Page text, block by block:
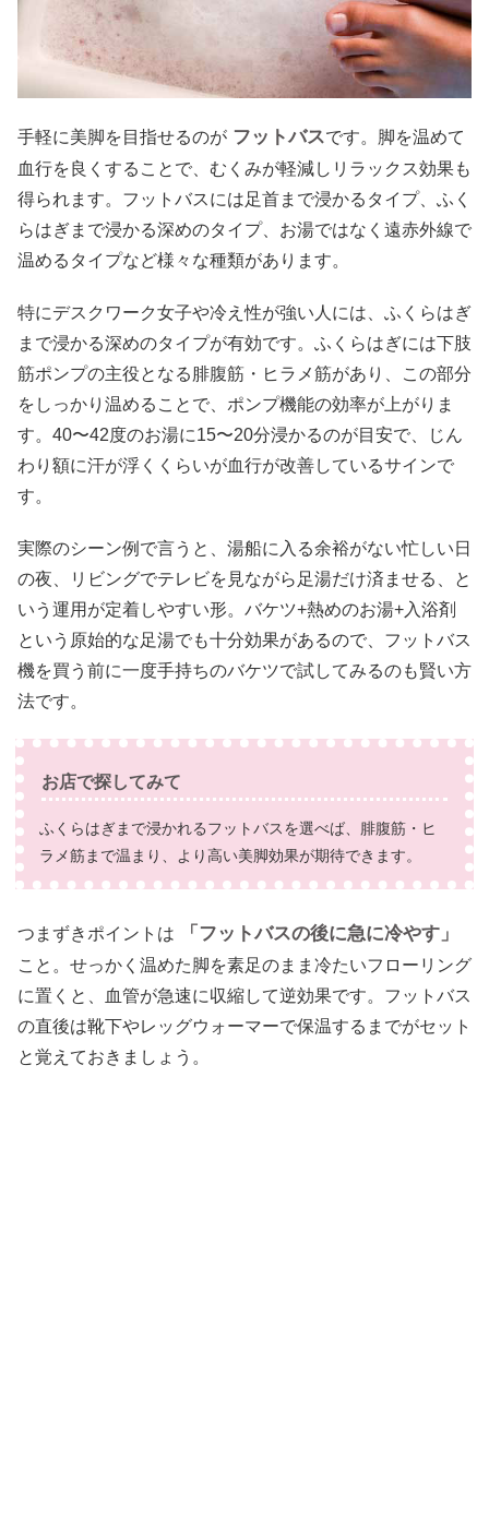
手軽に美脚を目指せるのが フットバスです。脚を温めて
血行を良くすることで、むくみが軽減しリラックス効果も
得られます。フットバスには足首まで浸かるタイプ、ふく
らはぎまで浸かる深めのタイプ、お湯ではなく遠赤外線で
温めるタイプなど様々な種類があります。
特にデスクワーク女子や冷え性が強い人には、ふくらはぎ
まで浸かる深めのタイプが有効です。ふくらはぎには下肢
筋ポンプの主役となる腓腹筋・ヒラメ筋があり、この部分
をしっかり温めることで、ポンプ機能の効率が上がりま
す。40〜42度のお湯に15〜20分浸かるのが目安で、じん
わり額に汗が浮くくらいが血行が改善しているサインで
す。
実際のシーン例で言うと、湯船に入る余裕がない忙しい日
の夜、リビングでテレビを見ながら足湯だけ済ませる、と
いう運用が定着しやすい形。バケツ+熱めのお湯+入浴剤
という原始的な足湯でも十分効果があるので、フットバス
機を買う前に一度手持ちのバケツで試してみるのも賢い方
法です。
お店で探してみて
ふくらはぎまで浸かれるフットバスを選べば、腓腹筋・ヒ
ラメ筋まで温まり、より高い美脚効果が期待できます。
つまずきポイントは 「フットバスの後に急に冷やす」
こと。せっかく温めた脚を素足のまま冷たいフローリング
に置くと、血管が急速に収縮して逆効果です。フットバス
の直後は靴下やレッグウォーマーで保温するまでがセット
と覚えておきましょう。